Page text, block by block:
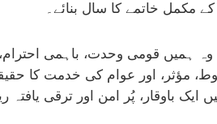
مکمل خاتمے کا سال بنائے۔
ہمیں قومی وحدت، باہمی
مؤثر، اور عوام کی خدمت کا
ایک باوقار، پُر امن اور ترقی